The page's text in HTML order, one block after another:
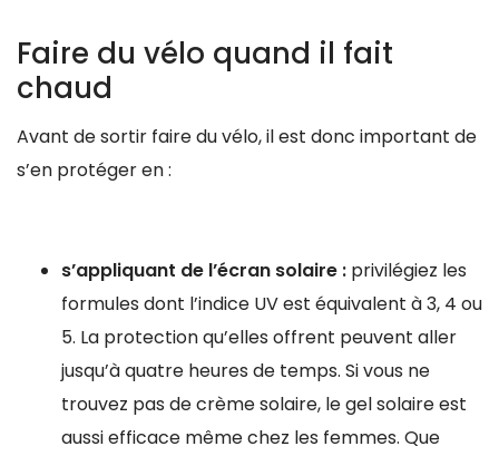
Faire du vélo quand il fait
chaud
Avant de sortir faire du vélo, il est donc important de
s’en protéger en :
s’appliquant de l’écran solaire : privilégiez les
formules dont l’indice UV est équivalent à 3, 4 ou
5. La protection qu’elles offrent peuvent aller
jusqu’à quatre heures de temps. Si vous ne
trouvez pas de crème solaire, le gel solaire est
aussi efficace même chez les femmes. Que